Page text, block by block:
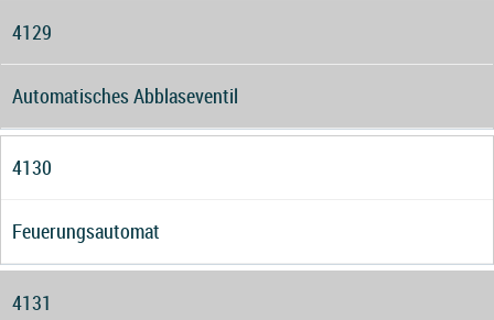
4129
Automatisches Abblaseventil
4130
Feuerungsautomat
4131